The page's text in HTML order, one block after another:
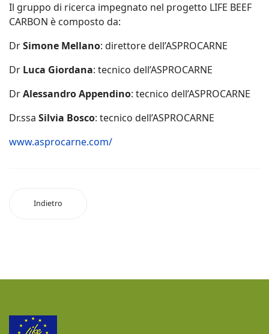
Il gruppo di ricerca impegnato nel progetto LIFE BEEF
CARBON è composto da:
DrSimone Mellano: direttore dell’ASPROCARNE
Dr Luca Giordana: tecnico dell’ASPROCARNE
DrAlessandro Appendino: tecnico dell’ASPROCARNE
Dr.ssa Silvia Bosco: tecnico dell’ASPROCARNE
www.asprocarne.com/
Indietro